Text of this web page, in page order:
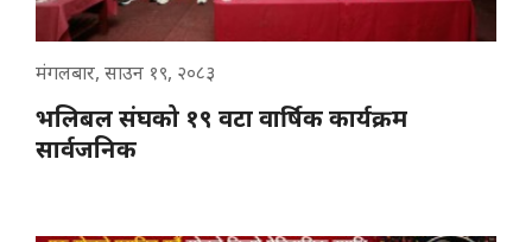
मंगलबार, साउन १९, २०८३
भलिबल संघको १९ वटा वार्षिक कार्यक्रम
सार्वजनिक